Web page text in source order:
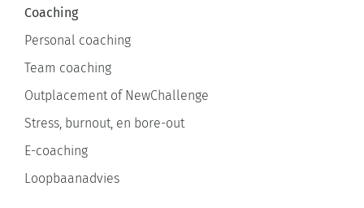
Coaching
Personal coaching
Team coaching
Outplacement of NewChallenge
Stress, burnout, en bore-out
E-coaching
Loopbaanadvies